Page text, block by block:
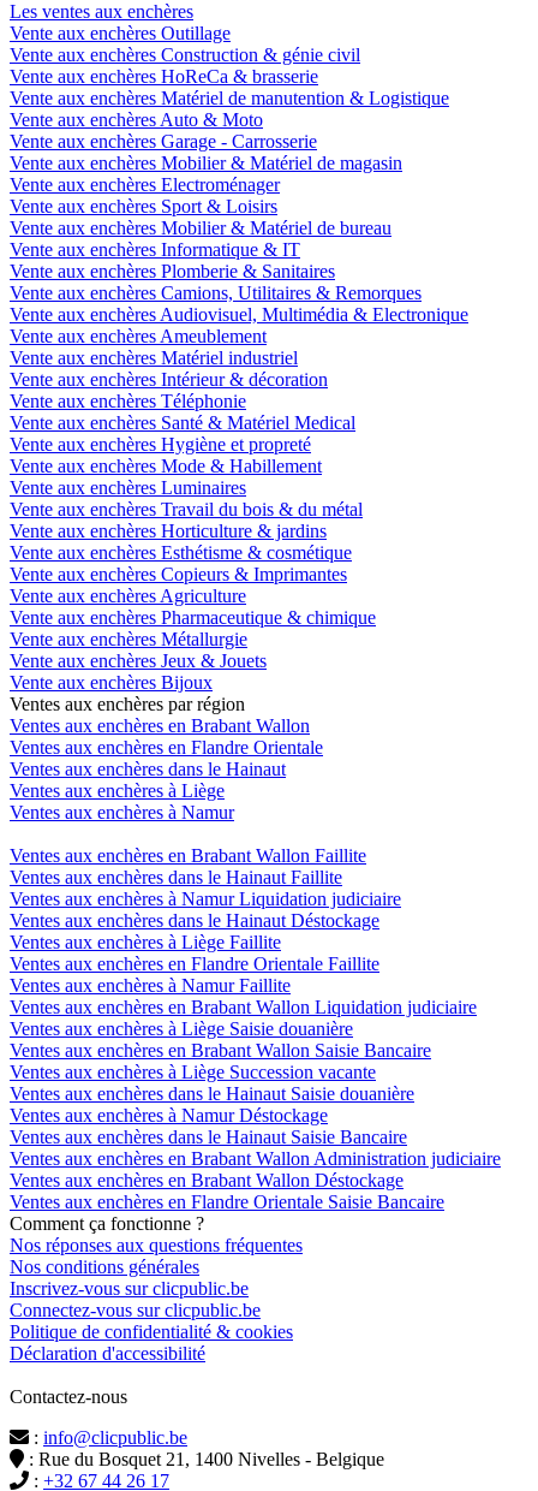
Les ventes aux enchères
Vente aux enchères Outillage
Vente aux enchères Construction & génie civil
Vente aux enchères HoReCa & brasserie
Vente aux enchères Matériel de manutention & Logistique
Vente aux enchères Auto & Moto
Vente aux enchères Garage - Carrosserie
Vente aux enchères Mobilier & Matériel de magasin
Vente aux enchères Electroménager
Vente aux enchères Sport & Loisirs
Vente aux enchères Mobilier & Matériel de bureau
Vente aux enchères Informatique & IT
Vente aux enchères Plomberie & Sanitaires
Vente aux enchères Camions, Utilitaires & Remorques
Vente aux enchères Audiovisuel, Multimédia & Electronique
Vente aux enchères Ameublement
Vente aux enchères Matériel industriel
Vente aux enchères Intérieur & décoration
Vente aux enchères Téléphonie
Vente aux enchères Santé & Matériel Medical
Vente aux enchères Hygiène et propreté
Vente aux enchères Mode & Habillement
Vente aux enchères Luminaires
Vente aux enchères Travail du bois & du métal
Vente aux enchères Horticulture & jardins
Vente aux enchères Esthétisme & cosmétique
Vente aux enchères Copieurs & Imprimantes
Vente aux enchères Agriculture
Vente aux enchères Pharmaceutique & chimique
Vente aux enchères Métallurgie
Vente aux enchères Jeux & Jouets
Vente aux enchères Bijoux
Ventes aux enchères par région
Ventes aux enchères en Brabant Wallon
Ventes aux enchères en Flandre Orientale
Ventes aux enchères dans le Hainaut
Ventes aux enchères à Liège
Ventes aux enchères à Namur
Ventes aux enchères en Brabant Wallon Faillite
Ventes aux enchères dans le Hainaut Faillite
Ventes aux enchères à Namur Liquidation judiciaire
Ventes aux enchères dans le Hainaut Déstockage
Ventes aux enchères à Liège Faillite
Ventes aux enchères en Flandre Orientale Faillite
Ventes aux enchères à Namur Faillite
Ventes aux enchères en Brabant Wallon Liquidation judiciaire
Ventes aux enchères à Liège Saisie douanière
Ventes aux enchères en Brabant Wallon Saisie Bancaire
Ventes aux enchères à Liège Succession vacante
Ventes aux enchères dans le Hainaut Saisie douanière
Ventes aux enchères à Namur Déstockage
Ventes aux enchères dans le Hainaut Saisie Bancaire
Ventes aux enchères en Brabant Wallon Administration judiciaire
Ventes aux enchères en Brabant Wallon Déstockage
Ventes aux enchères en Flandre Orientale Saisie Bancaire
Comment ça fonctionne ?
Nos réponses aux questions fréquentes
Nos conditions générales
Inscrivez-vous sur clicpublic.be
Connectez-vous sur clicpublic.be
Politique de confidentialité & cookies
Déclaration d'accessibilité
Contactez-nous
: info@clicpublic.be
: Rue du Bosquet 21, 1400 Nivelles - Belgique
: +32 67 44 26 17